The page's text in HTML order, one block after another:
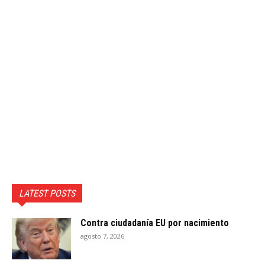
LATEST POSTS
Contra ciudadanía EU por nacimiento
agosto 7, 2026